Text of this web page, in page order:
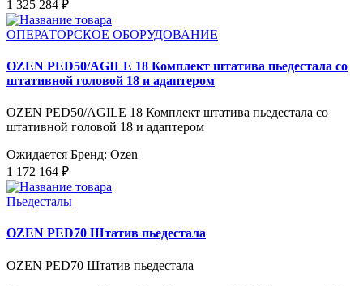
1 325 284 ₽
ОПЕРАТОРСКОЕ ОБОРУДОВАНИЕ
OZEN PED50/AGILE 18 Комплект штатива пьедестала со
штативной головой 18 и адаптером
OZEN PED50/AGILE 18 Комплект штатива пьедестала со
штативной головой 18 и адаптером
Ожидается Бренд: Ozen
1 172 164 ₽
Пьедесталы
OZEN PED70 Штатив пьедестала
OZEN PED70 Штатив пьедестала